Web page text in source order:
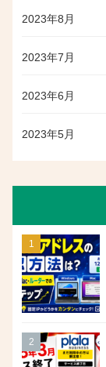
2023年8月
2023年7月
2023年6月
2023年5月